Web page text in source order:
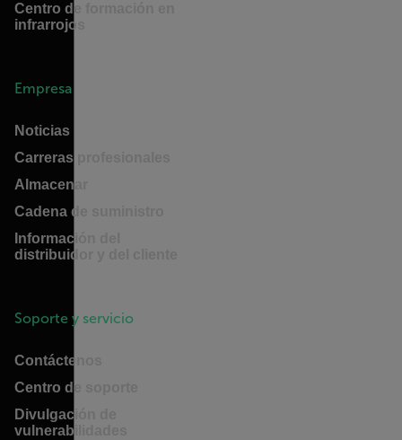
Centro de formación en
infrarrojos
Empresa
Noticias
Carreras profesionales
Almacenar
Cadena de suministro
Información del
distribuidor y del cliente
Soporte y servicio
Contáctenos
Centro de soporte
Divulgación de
vulnerabilidades